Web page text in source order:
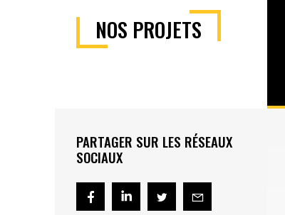
NOS PROJETS
PARTAGER SUR LES RÉSEAUX
SOCIAUX